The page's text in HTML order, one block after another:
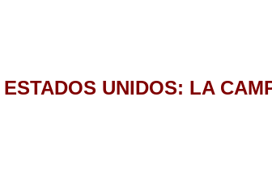
UNIDOS: LA